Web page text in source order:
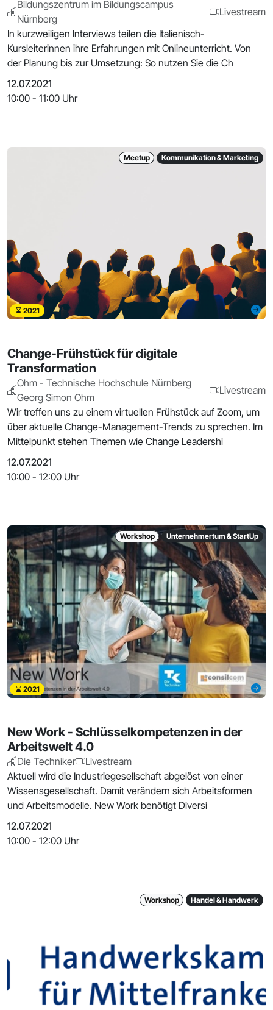
Bildungszentrum im Bildungscampus
Nürnberg
Livestream
In kurzweiligen Interviews teilen die Italienisch-
Kursleiterinnen ihre Erfahrungen mit Onlineunterricht. Von
der Planung bis zur Umsetzung: So nutzen Sie die Ch
12.07.2021
10:00 - 11:00 Uhr
Meetup Kommunikation & Marketing
2021
Change-Frühstück für digitale
Transformation
Ohm - Technische Hochschule Nürnberg
Georg Simon Ohm
Livestream
Wir treffen uns zu einem virtuellen Frühstück auf Zoom, um
über aktuelle Change-Management-Trends zu sprechen. Im
Mittelpunkt stehen Themen wie Change Leadershi
12.07.2021
10:00 - 12:00 Uhr
Workshop Unternehmertum & StartUp
2021
New Work - Schlüsselkompetenzen in der
Arbeitswelt 4.0
Die Techniker
Livestream
Aktuell wird die Industriegesellschaft abgelöst von einer
Wissensgesellschaft. Damit verändern sich Arbeitsformen
und Arbeitsmodelle. New Work benötigt Diversi
12.07.2021
10:00 - 12:00 Uhr
Workshop Handel & Handwerk